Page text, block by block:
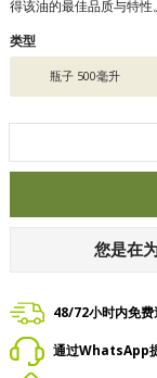
得该油的最佳品质与特性。
类型
瓶子 500毫升
您是在
48/72小时内免费
通过WhatsApp